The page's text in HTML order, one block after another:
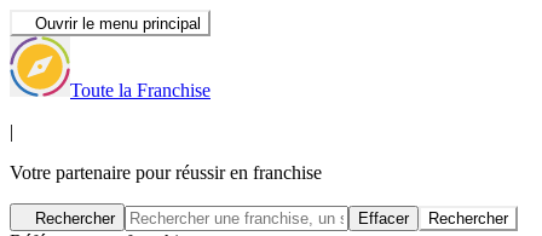
Ouvrir le menu principal
Toute la Franchise
|
Votre partenaire pour réussir en franchise
Rechercher Effacer Rechercher